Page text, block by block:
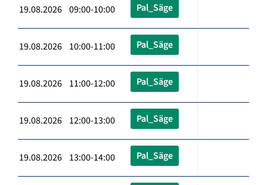
19.08.2026 09:00-10:00 Pal_Säge
19.08.2026 10:00-11:00 Pal_Säge
19.08.2026 11:00-12:00 Pal_Säge
19.08.2026 12:00-13:00 Pal_Säge
19.08.2026 13:00-14:00 Pal_Säge